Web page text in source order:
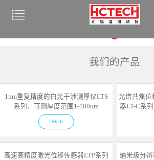
我们的产品
1nm重复精度的白光干涉测厚仪LTS
系列，可测厚度范围1-100um
Details
光谱共焦位
器LT-C系
高速高精度激光位移传感器LTP系列
纳米级分